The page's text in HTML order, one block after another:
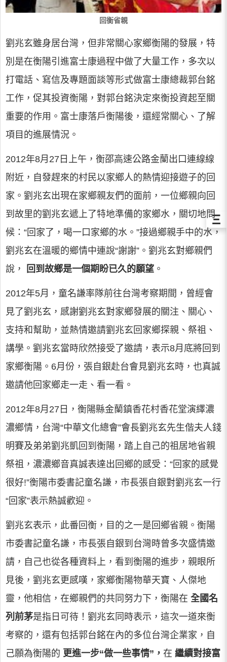
回衡省親
劉兆玄雖身居台灣，但非常關心家鄉衡陽的發展，特
別是在衡陽引進富士康過程中做了大量工作，多次以
打電話、寫信及專題面談等形式做富士康總裁郭台銘
工作，促其投資衡陽，對郭台銘決定來衡投資起至關
重要的作用。富士康落戶衡陽後，還經常關心、了解
項目的進展情況。
2012年8月27日上午，衡邵高速公路金蘭出口連線線
附近，自發趕來的村民以家鄉人的熱情迎接遊子的回
家。劉兆玄出現在家鄉親友們的面前，一位鄉親向回
到故里的劉兆玄遞上了特地準備的家鄉水，關切地問
候：“回家了，喝一口家鄉的水。”接過鄉親手中的水，
劉兆玄在溫暖的鄉情中連說“謝謝”。劉兆玄對鄉親們
說，
回到故鄉是一個期盼已久的願望 。
2012年5月，童名謙率隊前往台灣考察期間，曾經會
見了劉兆玄，感謝劉兆玄對家鄉發展的關注、關心、
支持和幫助，並熱情邀請劉兆玄回家鄉探親、祭祖、
講學。劉兆玄當時欣然接受了邀請，表示8月底將回到
家鄉衡陽。6月份，張自銀赴台會見劉兆玄時，也真誠
邀請他回家鄉走一走、看一看。
2012年8月27日，衡陽縣金蘭鎮香花村香花堂演繹濃
濃鄉情，台灣“中華文化總會”會長劉兆玄先生偕夫人錢
明賽及弟弟劉兆凱回到衡陽，踏上自己的祖居地省親
祭祖，濃濃鄉音真誠表達出回鄉的感受：“回家的感覺
很好!”衡陽市委書記童名謙，市長張自銀對劉兆玄一行
“回家”表示熱誠歡迎。
劉兆玄表示，此番回衡，目的之一是回鄉省親。衡陽
市委書記童名謙，市長張自銀到台灣時曾多次盛情邀
請，自己也從各種資料上，看到衡陽的進步，親眼所
見後，劉兆玄更感嘆，家鄉衡陽物華天寶、人傑地
靈，他相信，在鄉親們的共同努力下，衡陽在 全國名
列前茅是指日可待！劉兆玄同時表示，這次一道來衡
考察的，還有包括郭台銘在內的多位台灣企業家，自
己願為衡陽的 更進一步“做一些事情”， 在 繼續對接富
Ξ